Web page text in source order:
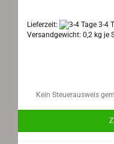
Lieferzeit: 3-4
Versandgewicht: 0,2 kg je
Kein Steuerausweis